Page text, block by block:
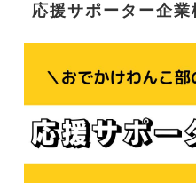
応援サポーター企業